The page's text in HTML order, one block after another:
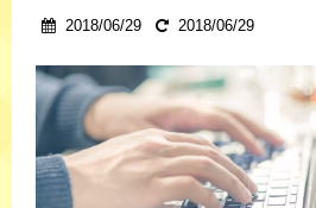
2018/06/29 2018/06/29